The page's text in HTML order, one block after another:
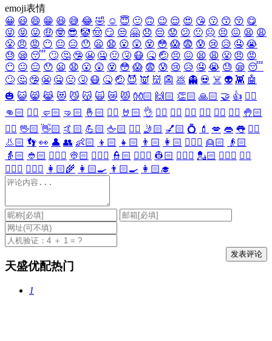
emoji表情
😀 😃 😄 😁 😆 😅 😂 🤣 ☺️ 😇 🙂 🙃 😉 😌 😍 😘 😗 😙 😚 😋
😜 😝 😛 🤑 🤓 😎 🤡 🤠 😏 😒 🤗 😞 😔 😟 😕 🙁 ☹️ 😣 😖 😫 😩
😤 😠 😡 😶 😐 😑 😯 😦 😧 😮 😲 😵 😳 😱 😨 😰 😢 😥 🤤 😭
😓 😪 😴 🙄 🤔 🤥 😬 🤐 🤢 🤧 😷 🤒 🤕 😣 😖 😫 😩 😤 😠 😡
😶 😐 😑 😯 😦 😧 😮 😲 😵 😳 😱 😨 😰 😢 😥 🤤 😭 😓 😪 😴
🙄 🤔 🤥 😬 🤐 🤢 🤧 😷 🤒 🤕 😈 👿 👹 👺 💩 👻 💀 ☠️ 👽 👾 🤖
🎃 😺 😸 😹 😻 😼 😽 🙀 😿 😾 👐🏻 🙌🏻 👏🏻 🙏🏻 🤝 👍 👎🏻
👊🏻 ✊🏻 🤛🏻 🤜🏻 🤞🏻 ✌🏻 🤘🏻 👌 👈🏻 👉🏻 👆🏻 👇🏻 ☝🏻 ✋🏻 🤚🏻
🖐🏻 🖖🏻 👋🏻 🤙🏻 💪🏻 🖕🏻 ✍🏻 🤳🏻 💅🏻 💍 💄 💋 👄 👅 👂🏻
👃🏻 👣 👀 👤 👥 👶🏻 👦🏻 👧🏻 👨🏻 👩🏻 👱🏻‍♀️ 👱🏻
👴🏻
👵🏻 👲🏻 👳🏻‍♀️ 👳🏻 👮🏻‍♀️ 👮🏻 👷🏻‍♀️ 👷🏻 💂🏻‍♀️ 💂🏻 🕵🏻‍♀️ 🕵🏻
👩🏻‍⚕️ 👨🏻‍⚕️ 👩🏻‍🌾 👩🏻‍🍳 👨🏻‍🍳 👩🏻‍🎓
天盛优配热门
1